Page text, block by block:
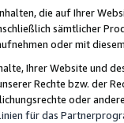
die auf Ihrer
sämtlicher
oder mit
Ihrer Website und
Rechte bzw. der
oder
für das